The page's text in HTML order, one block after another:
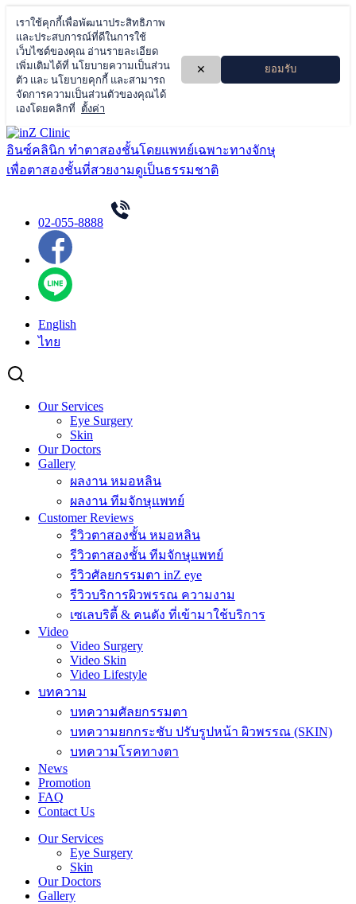
Skip
to
content
อินซ์คลินิก ทำตาสองชั้นโดยแพทย์เฉพาะทางจักษุ
เพื่อตาสองชั้นที่สวยงามดูเป็นธรรมชาติ
02-055-8888
English
ไทย
Our Services
Eye Surgery
Skin
Our Doctors
Gallery
ผลงาน หมอหลิน
ผลงาน ทีมจักษุแพทย์
Customer Reviews
รีวิวตาสองชั้น หมอหลิน
รีวิวตาสองชั้น ทีมจักษุแพทย์
รีวิวศัลยกรรมตา inZ eye
รีวิวบริการผิวพรรณ ความงาม
เซเลบริตี้ & คนดัง ที่เข้ามาใช้บริการ
Video
Video Surgery
Video Skin
Video Lifestyle
บทความ
บทความศัลยกรรมตา
บทความยกกระชับ ปรับรูปหน้า ผิวพรรณ (SKIN)
บทความโรคทางตา
News
Promotion
FAQ
Contact Us
Our Services
Eye Surgery
Skin
Our Doctors
Gallery